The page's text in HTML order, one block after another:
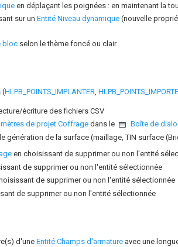
en déplaçant les poignées : en maintenant la
sur un Entité Niveau dynamique (nouvelle
bloc selon le thème foncé ou clair
(HLPB_POINTS_IMPLANTER,
écriture des fichiers CSV
de projet Coffrage dans le
Boîte de
génération de la surface (maillage, TIN surface
en choisissant de supprimer ou non l'entité
de supprimer ou non l'entité sélectionnée
de supprimer ou non l'entité sélectionnée
de supprimer ou non l'entité sélectionnée
d'une Entité Champs d'armature avec une